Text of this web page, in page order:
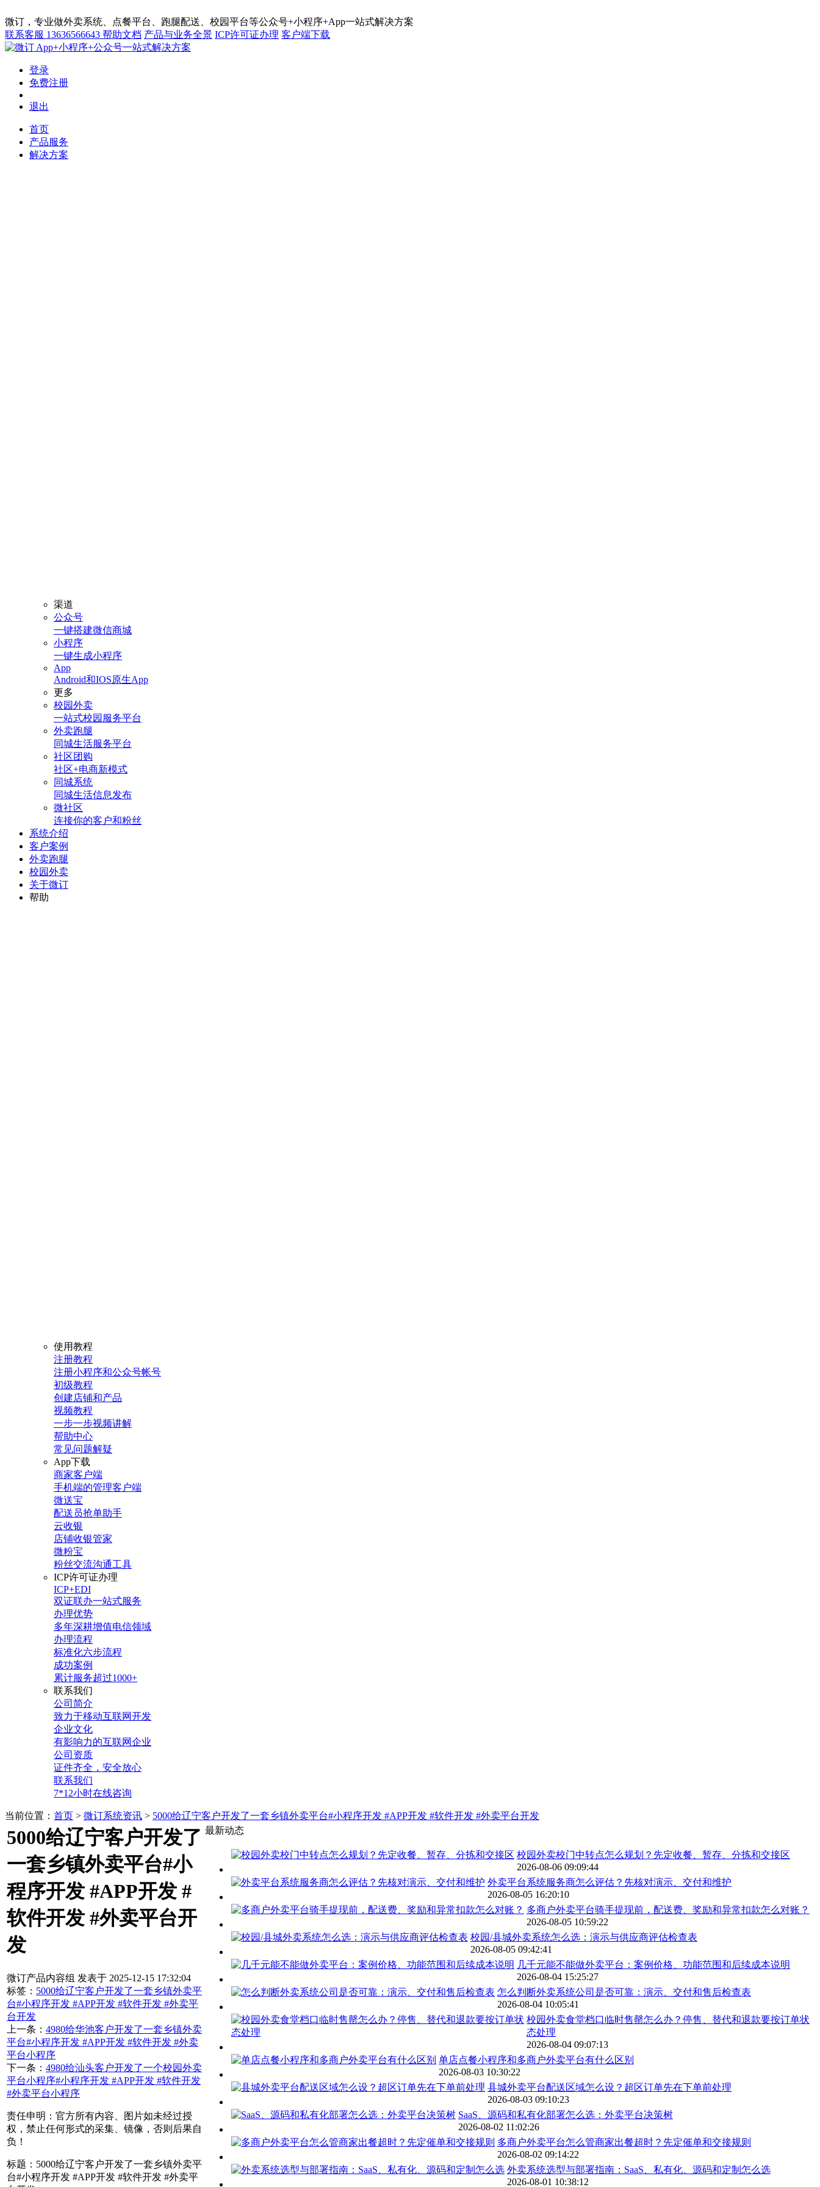
微订，专业做外卖系统、点餐平台、跑腿配送、校园平台等公众号+小程序+App一站式解决方案
联系客服 13636566643 帮助文档 产品与业务全景 ICP许可证办理 客户端下载
App+小程序+公众号一站式解决方案
登录
免费注册
退出
首页
产品服务
解决方案
渠道
公众号
一键搭建微信商城
小程序
一键生成小程序
App
Android和IOS原生App
更多
校园外卖
一站式校园服务平台
外卖跑腿
同城生活服务平台
社区团购
社区+电商新模式
同城系统
同城生活信息发布
微社区
连接你的客户和粉丝
系统介绍
客户案例
外卖跑腿
校园外卖
关于微订
帮助
使用教程
注册教程
注册小程序和公众号帐号
初级教程
创建店铺和产品
视频教程
一步一步视频讲解
帮助中心
常见问题解疑
App下载
商家客户端
手机端的管理客户端
微送宝
配送员抢单助手
云收银
店铺收银管家
微粉宝
粉丝交流沟通工具
ICP许可证办理
ICP+EDI
双证联办一站式服务
办理优势
多年深耕增值电信领域
办理流程
标准化六步流程
成功案例
累计服务超过1000+
联系我们
公司简介
致力于移动互联网开发
企业文化
有影响力的互联网企业
公司资质
证件齐全，安全放心
联系我们
7*12小时在线咨询
当前位置： 首页 > 微订系统资讯 > 5000给辽宁客户开发了一套乡镇外卖平台#小程序开发 #APP开发 #软件开发 #外卖平台开发
5000给辽宁客户开发了
一套乡镇外卖平台#小
程序开发 #APP开发 #
软件开发 #外卖平台开
发
微订产品内容组 发表于 2025-12-15 17:32:04
标签： 5000给辽宁客户开发了一套乡镇外卖平
台#小程序开发 #APP开发 #软件开发 #外卖平
台开发
上一条： 4980给华池客户开发了一套乡镇外卖
平台#小程序开发 #APP开发 #软件开发 #外卖
平台小程序
下一条： 4980给汕头客户开发了一个校园外卖
平台小程序#小程序开发 #APP开发 #软件开发
#外卖平台小程序
责任申明：官方所有内容、图片如未经过授
权，禁止任何形式的采集、镜像，否则后果自
负！
标题：5000给辽宁客户开发了一套乡镇外卖平
台#小程序开发 #APP开发 #软件开发 #外卖平
最新动态
校园外卖校门中转点怎么规划？先定收餐、暂存、分拣和交接区
2026-08-06 09:09:44
外卖平台系统服务商怎么评估？先核对演示、交付和维护
2026-08-05 16:20:10
多商户外卖平台骑手提现前，配送费、奖励和异常扣款怎么对账？
2026-08-05 10:59:22
校园/县城外卖系统怎么选：演示与供应商评估检查表
2026-08-05 09:42:41
几千元能不能做外卖平台：案例价格、功能范围和后续成本说明
2026-08-04 15:25:27
怎么判断外卖系统公司是否可靠：演示、交付和售后检查表
2026-08-04 10:05:41
校园外卖食堂档口临时售罄怎么办？停售、替代和退款要按订单状
态处理
2026-08-04 09:07:13
单店点餐小程序和多商户外卖平台有什么区别
2026-08-03 10:30:22
县城外卖平台配送区域怎么设？超区订单先在下单前处理
2026-08-03 09:10:23
SaaS、源码和私有化部署怎么选：外卖平台决策树
2026-08-02 11:02:26
多商户外卖平台怎么管商家出餐超时？先定催单和交接规则
2026-08-02 09:14:22
外卖系统选型与部署指南：SaaS、私有化、源码和定制怎么选
2026-08-01 10:38:12